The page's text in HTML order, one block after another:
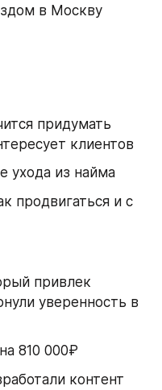
в Москву
придумать
клиентов
ухода из найма
продвигаться и с
привлек
уверенность в
810 000₽
контент